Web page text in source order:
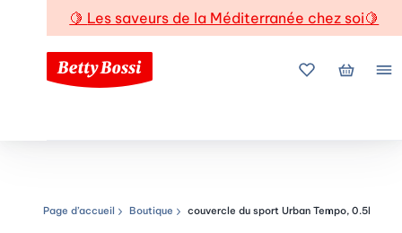
🍋 Les saveurs de la Méditerranée chez soi🍋
Mes favoris
Mon
Chemin de navigation
Page d’accueil Boutique couvercle du sport Urban Tempo, 0.5l